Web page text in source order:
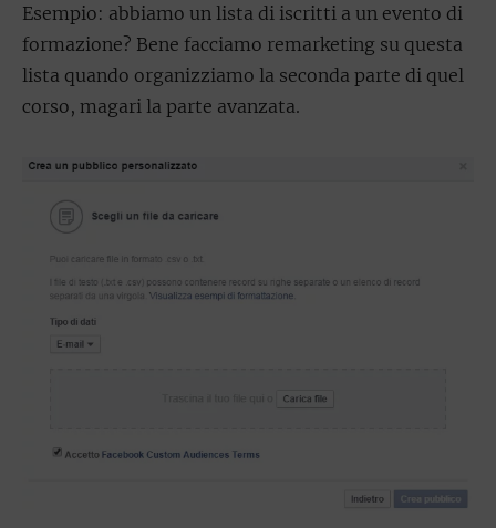
Esempio: abbiamo un lista di iscritti a un evento di
formazione? Bene facciamo remarketing su questa
lista quando organizziamo la seconda parte di quel
corso, magari la parte avanzata.